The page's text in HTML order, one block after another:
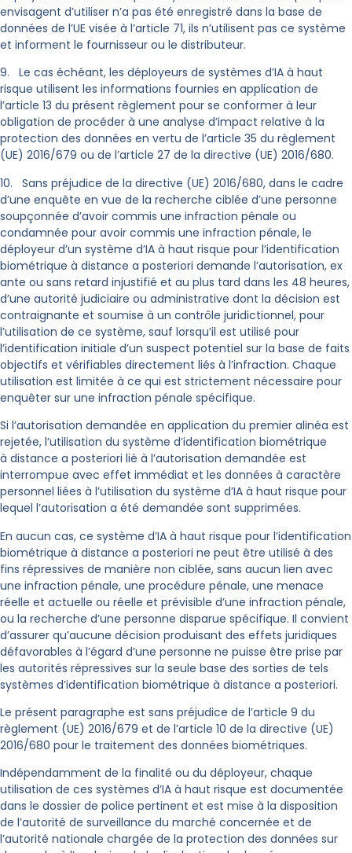
envisagent d’utiliser n’a pas été enregistré dans la base de
données de l’UE visée à l’article 71, ils n’utilisent pas ce système
et informent le fournisseur ou le distributeur.
9. Le cas échéant, les déployeurs de systèmes d’IA à haut
risque utilisent les informations fournies en application de
l’article 13 du présent règlement pour se conformer à leur
obligation de procéder à une analyse d’impact relative à la
protection des données en vertu de l’article 35 du règlement
(UE) 2016/679 ou de l’article 27 de la directive (UE) 2016/680.
10. Sans préjudice de la directive (UE) 2016/680, dans le cadre
d’une enquête en vue de la recherche ciblée d’une personne
soupçonnée d’avoir commis une infraction pénale ou
condamnée pour avoir commis une infraction pénale, le
déployeur d’un système d’IA à haut risque pour l’identification
biométrique à distance a posteriori demande l’autorisation, ex
ante ou sans retard injustifié et au plus tard dans les 48 heures,
d’une autorité judiciaire ou administrative dont la décision est
contraignante et soumise à un contrôle juridictionnel, pour
l’utilisation de ce système, sauf lorsqu’il est utilisé pour
l’identification initiale d’un suspect potentiel sur la base de faits
objectifs et vérifiables directement liés à l’infraction. Chaque
utilisation est limitée à ce qui est strictement nécessaire pour
enquêter sur une infraction pénale spécifique.
Si l’autorisation demandée en application du premier alinéa est
rejetée, l’utilisation du système d’identification biométrique
à distance a posteriori lié à l’autorisation demandée est
interrompue avec effet immédiat et les données à caractère
personnel liées à l’utilisation du système d’IA à haut risque pour
lequel l’autorisation a été demandée sont supprimées.
En aucun cas, ce système d’IA à haut risque pour l’identification
biométrique à distance a posteriori ne peut être utilisé à des
fins répressives de manière non ciblée, sans aucun lien avec
une infraction pénale, une procédure pénale, une menace
réelle et actuelle ou réelle et prévisible d’une infraction pénale,
ou la recherche d’une personne disparue spécifique. Il convient
d’assurer qu’aucune décision produisant des effets juridiques
défavorables à l’égard d’une personne ne puisse être prise par
les autorités répressives sur la seule base des sorties de tels
systèmes d’identification biométrique à distance a posteriori.
Le présent paragraphe est sans préjudice de l’article 9 du
règlement (UE) 2016/679 et de l’article 10 de la directive (UE)
2016/680 pour le traitement des données biométriques.
Indépendamment de la finalité ou du déployeur, chaque
utilisation de ces systèmes d’IA à haut risque est documentée
dans le dossier de police pertinent et est mise à la disposition
de l’autorité de surveillance du marché concernée et de
l’autorité nationale chargée de la protection des données sur